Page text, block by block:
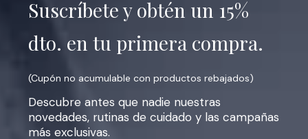
Suscríbete y obtén un 15%
dto. en tu primera compra.
(Cupón no acumulable con productos rebajados)
Descubre antes que nadie nuestras
novedades, rutinas de cuidado y las campañas
más exclusivas.